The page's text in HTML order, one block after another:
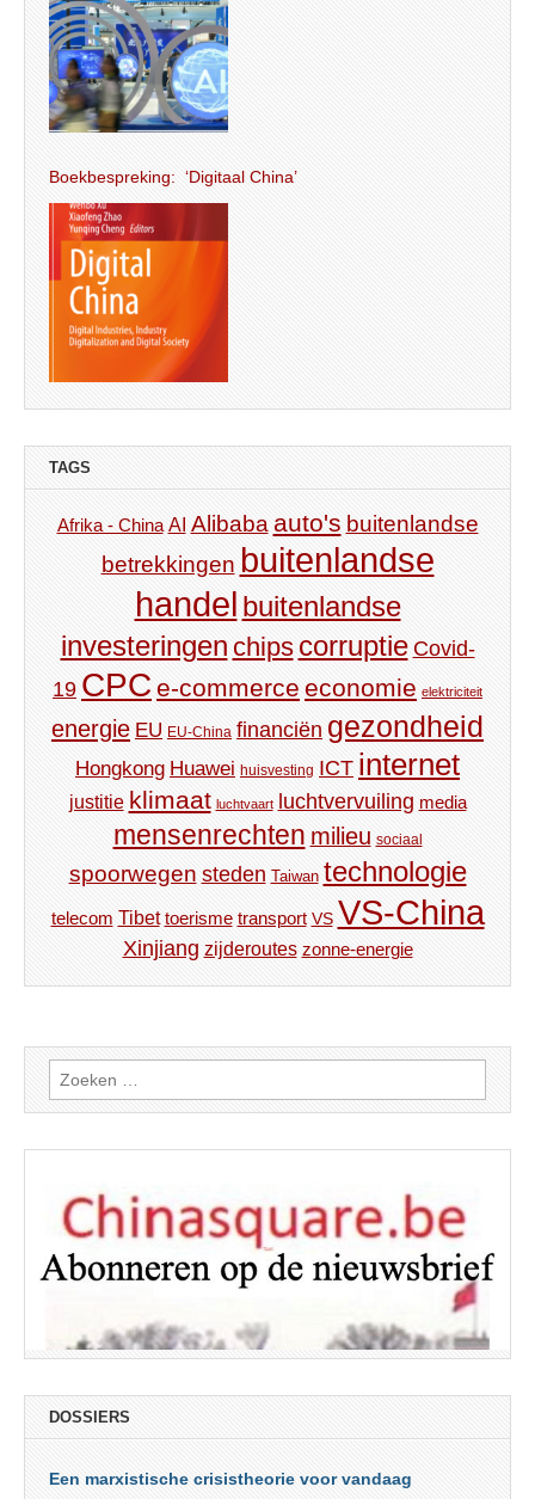
Boekbespreking: ‘Digitaal China’
TAGS
Afrika - China AI Alibaba auto's buitenlandse
betrekkingen buitenlandse
handel buitenlandse
investeringen chips corruptie Covid-
19 CPC e-commerce economie elektriciteit
energie EU EU-China financiën gezondheid
Hongkong Huawei huisvesting ICT internet
justitie klimaat luchtvaart luchtvervuiling media
mensenrechten milieu sociaal
spoorwegen steden Taiwan technologie
telecom Tibet toerisme transport VS VS-China
Xinjiang zijderoutes zonne-energie
Zoeken
naar:
DOSSIERS
Een marxistische crisistheorie voor vandaag